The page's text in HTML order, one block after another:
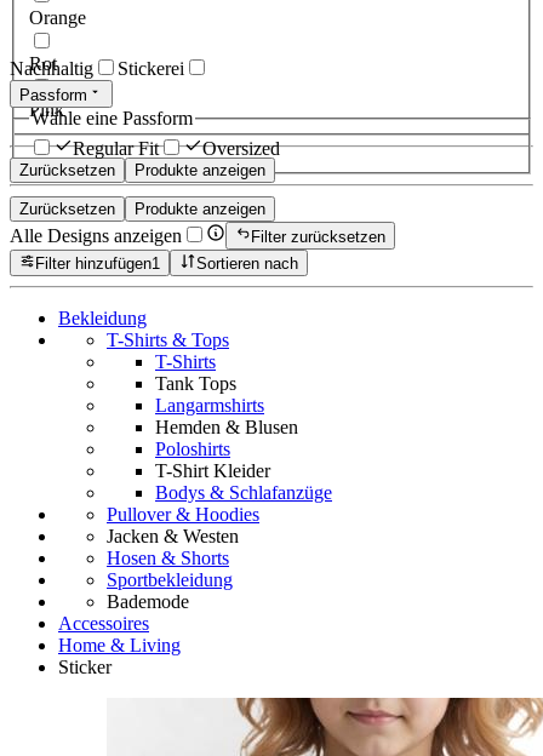
Orange
Rot
Pink
Zurücksetzen Produkte anzeigen
Nachhaltig Stickerei
Passform
Wähle eine Passform
Regular Fit
Oversized
Zurücksetzen Produkte anzeigen
Alle Designs anzeigen
Filter zurücksetzen
Filter hinzufügen1 Sortieren nach
Bekleidung
T-Shirts & Tops
T-Shirts
Tank Tops
Langarmshirts
Hemden & Blusen
Poloshirts
T-Shirt Kleider
Bodys & Schlafanzüge
Pullover & Hoodies
Jacken & Westen
Hosen & Shorts
Sportbekleidung
Bademode
Accessoires
Home & Living
Sticker